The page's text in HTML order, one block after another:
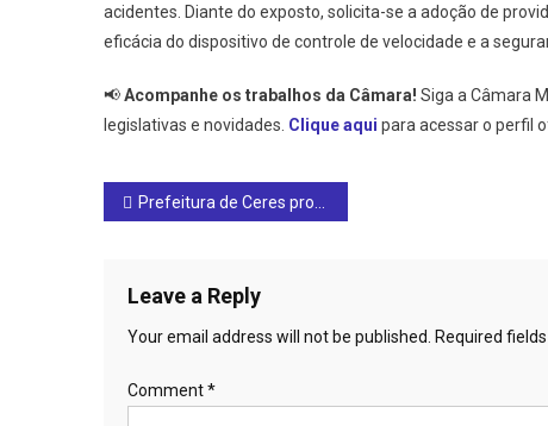
acidentes. Diante do exposto, solicita-se a adoção de
eficácia do dispositivo de controle de velocidade e a
📢Acompanhe os trabalhos da Câmara! Siga a Câmara
legislativas e novidades. Clique aqui para acessar o perfil
Post
Prefeitura de Ceres promove atividade de integração social com o Grupo Conhecer do CAPS Flor do Cerrado
Leave a Reply
Your email address will not be published. Required
Comment*